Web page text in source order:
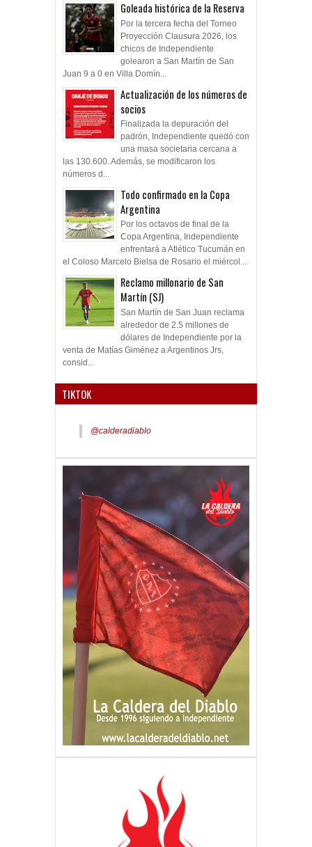
Goleada histórica de la Reserva
Por la tercera fecha del Torneo
Proyección Clausura 2026, los
chicos de Independiente
golearon a San Martín de San
Juan 9 a 0 en Villa Domín...
Actualización de los números de
socios
Finalizada la depuración del
padrón, Independiente quedó con
una masa societaria cercana a
las 130.600. Además, se modificaron los
números d...
Todo confirmado en la Copa
Argentina
Por los octavos de final de la
Copa Argentina, Independiente
enfrentará a Atlético Tucumán en
el Coloso Marcelo Bielsa de Rosario el miércol...
Reclamo millonario de San
Martín (SJ)
San Martín de San Juan reclama
alrededor de 2.5 millones de
dólares de Independiente por la
venta de Matías Giménez a Argentinos Jrs,
consid...
TIKTOK
@calderadiablo